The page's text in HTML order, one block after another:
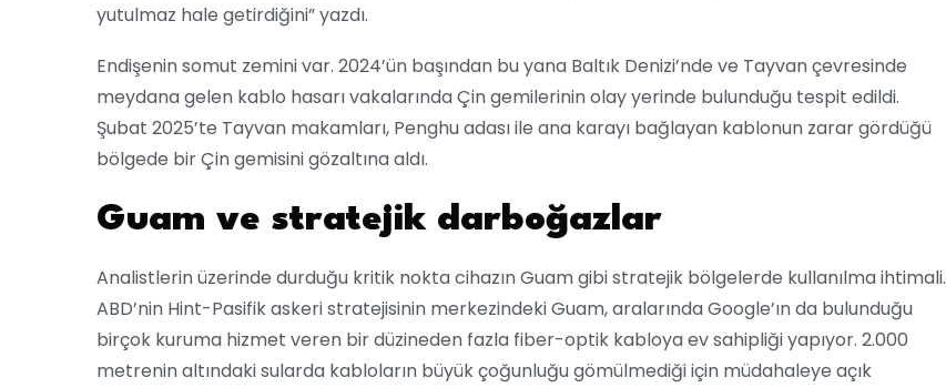
yutulmaz hale getirdiğini” yazdı.
Endişenin somut zemini var. 2024’ün başından bu yana Baltık Denizi’nde ve Tayvan çevresinde
meydana gelen kablo hasarı vakalarında Çin gemilerinin olay yerinde bulunduğu tespit edildi.
Şubat 2025’te Tayvan makamları, Penghu adası ile ana karayı bağlayan kablonun zarar gördüğü
bölgede bir Çin gemisini gözaltına aldı.
Guam ve stratejik darboğazlar
Analistlerin üzerinde durduğu kritik nokta cihazın Guam gibi stratejik bölgelerde kullanılma ihtimali.
ABD’nin Hint-Pasifik askeri stratejisinin merkezindeki Guam, aralarında Google’ın da bulunduğu
birçok kuruma hizmet veren bir düzineden fazla fiber-optik kabloya ev sahipliği yapıyor. 2.000
metrenin altındaki sularda kabloların büyük çoğunluğu gömülmediği için müdahaleye açık